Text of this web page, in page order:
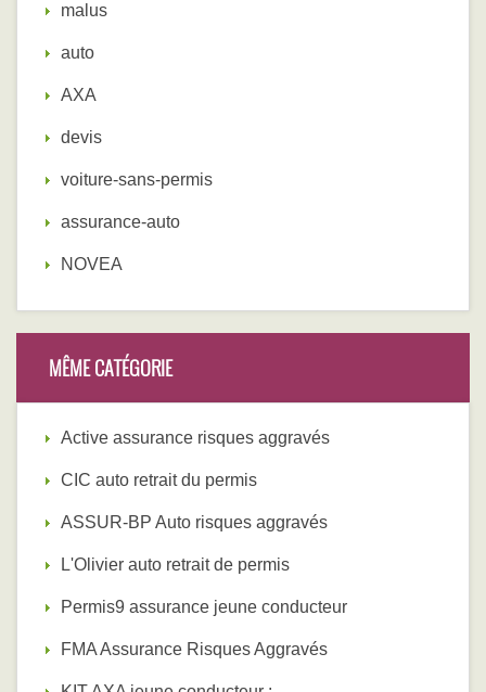
malus
auto
AXA
devis
voiture-sans-permis
assurance-auto
NOVEA
MÊME CATÉGORIE
Active assurance risques aggravés
CIC auto retrait du permis
ASSUR-BP Auto risques aggravés
L'Olivier auto retrait de permis
Permis9 assurance jeune conducteur
FMA Assurance Risques Aggravés